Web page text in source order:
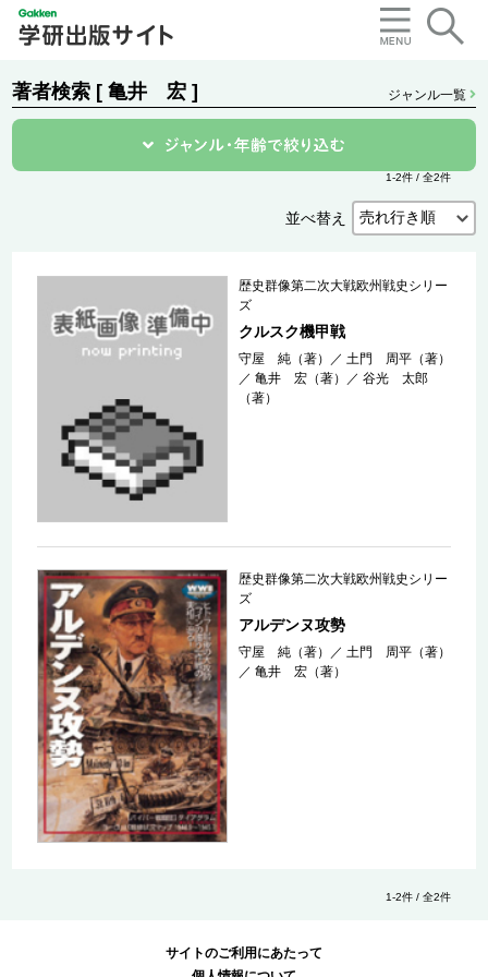
著者検索 [ 亀井 宏 ] ジャンル一覧
1-2件 / 全2件
並べ替え
歴史群像第二次大戦欧州戦史シリー
ズ
クルスク機甲戦
守屋 純（著） ／土門 周平（著）
／亀井 宏（著） ／谷光 太郎
（著）
歴史群像第二次大戦欧州戦史シリー
ズ
アルデンヌ攻勢
守屋 純（著） ／ 土門 周平（著）
／亀井 宏（著）
1-2件 / 全2件
サイトのご利用にあたって